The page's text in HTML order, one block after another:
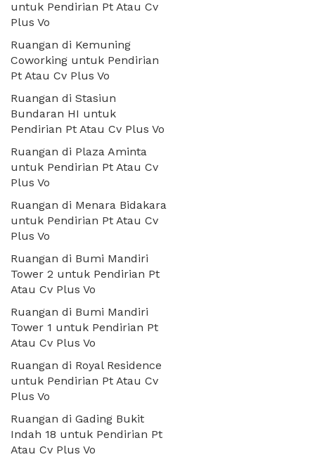
untuk Pendirian Pt Atau Cv
Plus Vo
Ruangan di Kemuning
Coworking untuk Pendirian
Pt Atau Cv Plus Vo
Ruangan di Stasiun
Bundaran HI untuk
Pendirian Pt Atau Cv Plus Vo
Ruangan di Plaza Aminta
untuk Pendirian Pt Atau Cv
Plus Vo
Ruangan di Menara Bidakara
untuk Pendirian Pt Atau Cv
Plus Vo
Ruangan di Bumi Mandiri
Tower 2 untuk Pendirian Pt
Atau Cv Plus Vo
Ruangan di Bumi Mandiri
Tower 1 untuk Pendirian Pt
Atau Cv Plus Vo
Ruangan di Royal Residence
untuk Pendirian Pt Atau Cv
Plus Vo
Ruangan di Gading Bukit
Indah 18 untuk Pendirian Pt
Atau Cv Plus Vo